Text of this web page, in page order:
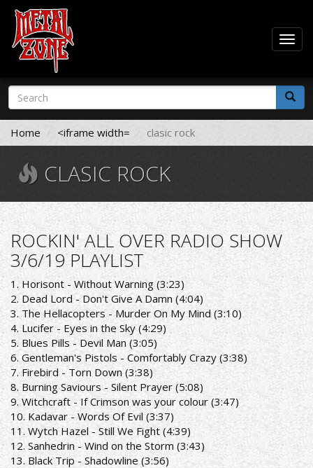
Skip
main
content
Search
form
Search
Home <iframe width= clasic rock
CLASIC ROCK
ROCKIN' ALL OVER RADIO SHOW
3/6/19 PLAYLIST
1. Horisont - Without Warning (3:23)
2. Dead Lord - Don't Give A Damn (4:04)
3. The Hellacopters - Murder On My Mind (3:10)
4. Lucifer - Eyes in the Sky (4:29)
5. Blues Pills - Devil Man (3:05)
6. Gentleman's Pistols - Comfortably Crazy (3:38)
7. Firebird - Torn Down (3:38)
8. Burning Saviours - Silent Prayer (5:08)
9. Witchcraft - If Crimson was your colour (3:47)
10. Kadavar - Words Of Evil (3:37)
11. Wytch Hazel - Still We Fight (4:39)
12. Sanhedrin - Wind on the Storm (3:43)
13. Black Trip - Shadowline (3:56)